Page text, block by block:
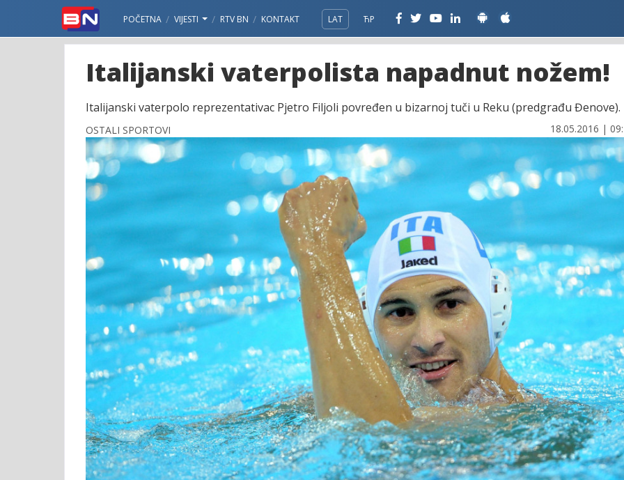
POČETNA VIJESTI RTV BN KONTAKT LAT ЋР
Italijanski vaterpolista napadnut nožem!
Italijanski vaterpolo reprezentativac Pjetro Filjoli povređen u bizarnoj tuči u Reku (predgrađu Đenove).
OSTALI SPORTOVI 18.05.2016 |